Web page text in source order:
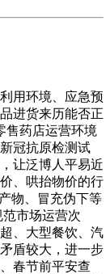
用环境、应急预
进货来历能否正
售药店运营环境
冠抗原检测试
让泛博人平易近
、哄抬物价的行
物、冒充伪下等
市场运营次
、大型餐饮、汽
盾较大，进一步
春节前平安查